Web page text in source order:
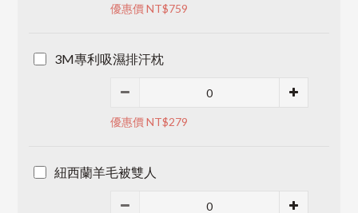
優惠價 NT$759
3M專利吸濕排汗枕
優惠價 NT$279
紐西蘭羊毛被雙人